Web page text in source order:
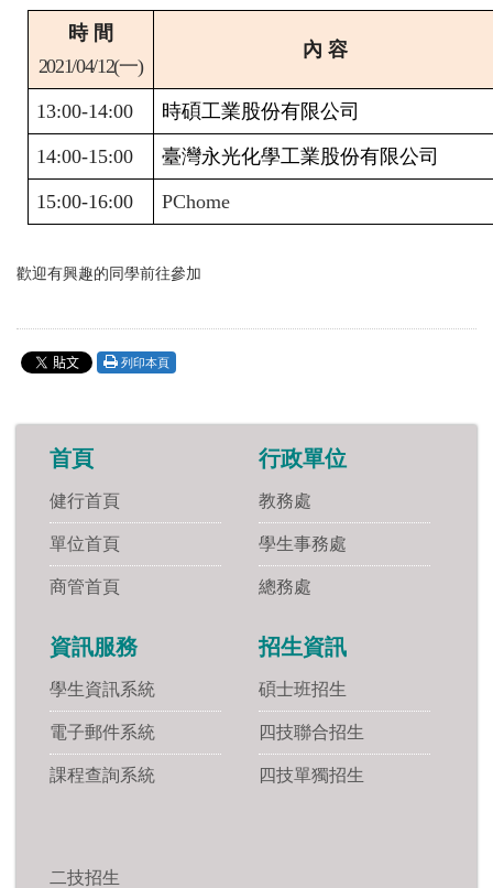
時 間
2021/04/12(一)
內 容
13:00-14:00 時碩工業股份有限公司
14:00-15:00 臺灣永光化學工業股份有限公司
15:00-16:00 PChome
歡迎有興趣的同學前往參加
列印本頁
首頁
健行首頁
單位首頁
商管首頁
行政單位
教務處
學生事務處
總務處
資訊服務
學生資訊系統
電子郵件系統
課程查詢系統
招生資訊
碩士班招生
四技聯合招生
四技單獨招生
二技招生